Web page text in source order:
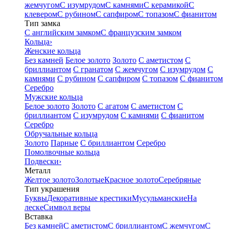
жемчугомС изумрудомС камнямиС керамикойС
клеверомС рубиномС сапфиромС топазомС фианитом
Тип замка
С английским замкомС французским замком
Кольца›
Женские кольца
Без камней Белое золото Золото С аметистом С
бриллиантом С гранатом С жемчугом С изумрудом С
камнями С рубином С сапфиром С топазом С фианитом
Серебро
Мужские кольца
Белое золото Золото С агатом С аметистом С
бриллиантом С изумрудом С камнями С фианитом
Серебро
Обручальные кольца
Золото Парные С бриллиантом Серебро
Помолвочные кольца
Подвески›
Металл
Желтое золотоЗолотыеКрасное золотоСеребряные
Тип украшения
БуквыДекоративные крестикиМусульманскиеНа
лескеСимвол веры
Вставка
Без камнейС аметистомС бриллиантомС жемчугомС